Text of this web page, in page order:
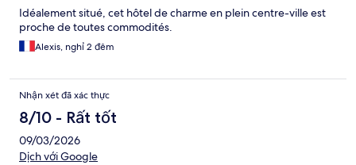
Idéalement situé, cet hôtel de charme en plein centre-ville est
proche de toutes commodités.
Alexis, nghỉ 2 đêm
Nhận xét đã xác thực
8/10 - Rất tốt
09/03/2026
Dịch với Google